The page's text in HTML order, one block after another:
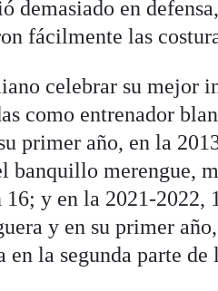
demasiado en
fácilmente las
celebrar su mejor
como entrenador
primer año, en la
banquillo merengue,
y en la 2021-2022,
y en su primer
la segunda parte de